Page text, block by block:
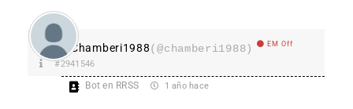
Chamberi1988(@chamberi1988) EM Off
#2941546
Bot en RRSS 1 año hace